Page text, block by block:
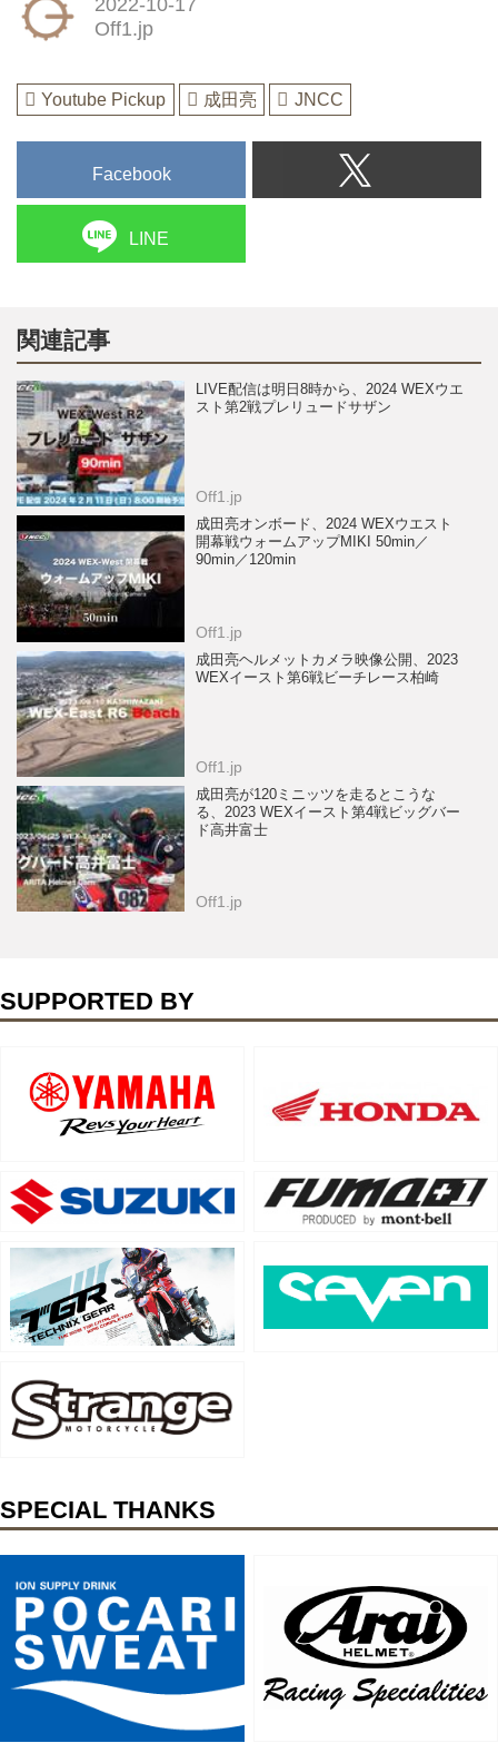
2022-10-17
Off1.jp
Youtube Pickup 成田亮 JNCC
Facebook
LINE
関連記事
LIVE配信は明日8時から、2024 WEXウエ
スト第2戦プレリュードサザン
Off1.jp
成田亮オンボード、2024 WEXウエスト
開幕戦ウォームアップMIKI 50min／
90min／120min
Off1.jp
成田亮ヘルメットカメラ映像公開、2023
WEXイースト第6戦ビーチレース柏崎
Off1.jp
成田亮が120ミニッツを走るとこうな
る、2023 WEXイースト第4戦ビッグバー
ド高井富士
Off1.jp
SUPPORTED BY
SPECIAL THANKS